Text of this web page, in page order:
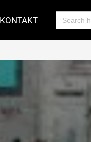
KONTAKT
Search
for: